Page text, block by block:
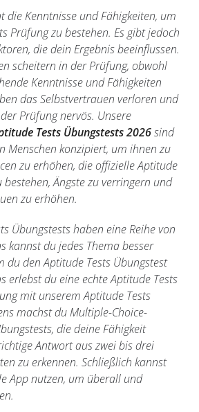
die Kenntnisse und Fähigkeiten, um
Prüfung zu bestehen. Es gibt jedoch
die dein Ergebnis beeinflussen.
scheitern in der Prüfung, obwohl
Kenntnisse und Fähigkeiten
das Selbstvertrauen verloren und
Prüfung nervös. Unsere
Tests Übungstests 2026sind
Menschen konzipiert, um ihnen zu
zu erhöhen, die offizielle Aptitude
bestehen, Ängste zu verringern und
zu erhöhen.
Übungstests haben eine Reihe von
kannst du jedes Thema besser
du den Aptitude Tests Übungstest
erlebst du eine echte Aptitude Tests
mit unserem Aptitude Tests
machst du Multiple-Choice-
die deine Fähigkeit
Antwort aus zwei bis drei
zu erkennen. Schließlich kannst
App nutzen, um überall und